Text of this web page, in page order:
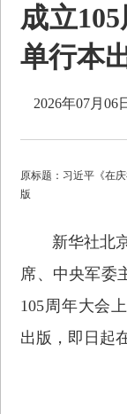
成立
单行本
2026年07月06
原标题：习近平《在
版
新华社北
席、中央军委
105周年大会
出版，即日起